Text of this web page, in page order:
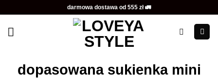
zawartości
darmowa dostawa od 555 zł 🚛
dopasowana sukienka mini